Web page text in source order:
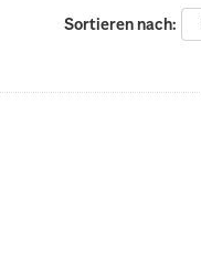
Sortieren nach